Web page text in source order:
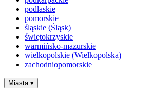
podlaskie
pomorskie
śląskie (Śląsk)
świętokrzyskie
warmińsko-mazurskie
wielkopolskie (Wielkopolska)
zachodniopomorskie
Miasta ▾